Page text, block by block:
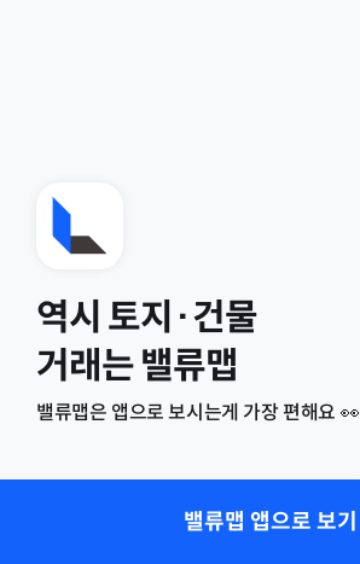
역시 토지·건물
거래는 밸류맵
밸류맵은 앱으로 보시는게 가장 편해요 👀
밸류맵 앱으로 보기